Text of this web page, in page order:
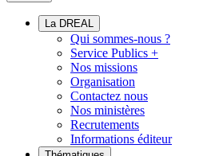
La DREAL
Qui sommes-nous ?
Service Publics +
Nos missions
Organisation
Contactez nous
Nos ministères
Recrutements
Informations éditeur